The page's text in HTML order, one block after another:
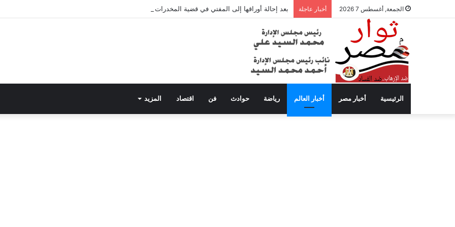
الجمعة, أغسطس 7 2026 أخبار عاجلة بعد إحالة أوراقها إلى المفتي في قضية المخدرات الكبرى.. من هي سارة خليفة؟
الرئيسية أخبار مصر أخبار العالم رياضة حوادث فن اقتصاد المزيد